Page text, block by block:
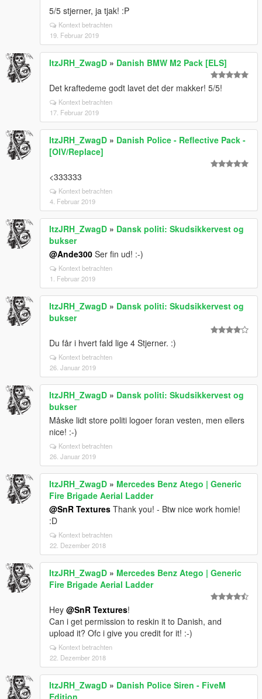
5/5 stjerner, ja tjak! :P
Kontext betrachten
19. Februar 2019
ItzJRH_ZwagD » Danish BMW M2 Pack [ELS]
Det kraftedeme godt lavet det der makker! 5/5!
Kontext betrachten
17. Februar 2019
ItzJRH_ZwagD » Danish Police - Reflective Pack -
[OIV/Replace]
<333333
Kontext betrachten
4. Februar 2019
ItzJRH_ZwagD » Dansk politi: Skudsikkervest og
bukser
@Ande300 Ser fin ud! :-)
Kontext betrachten
1. Februar 2019
ItzJRH_ZwagD » Dansk politi: Skudsikkervest og
bukser
Du får i hvert fald lige 4 Stjerner. :)
Kontext betrachten
26. Januar 2019
ItzJRH_ZwagD » Dansk politi: Skudsikkervest og
bukser
Måske lidt store politi logoer foran vesten, men ellers
nice! :-)
Kontext betrachten
26. Januar 2019
ItzJRH_ZwagD » Mercedes Benz Atego | Generic
Fire Brigade Aerial Ladder
@SnR Textures Thank you! - Btw nice work homie!
:D
Kontext betrachten
22. Dezember 2018
ItzJRH_ZwagD » Mercedes Benz Atego | Generic
Fire Brigade Aerial Ladder
Hey @SnR Textures!
Can i get permission to reskin it to Danish, and
upload it? Ofc i give you credit for it! :-)
Kontext betrachten
22. Dezember 2018
ItzJRH_ZwagD » Danish Police Siren - FiveM